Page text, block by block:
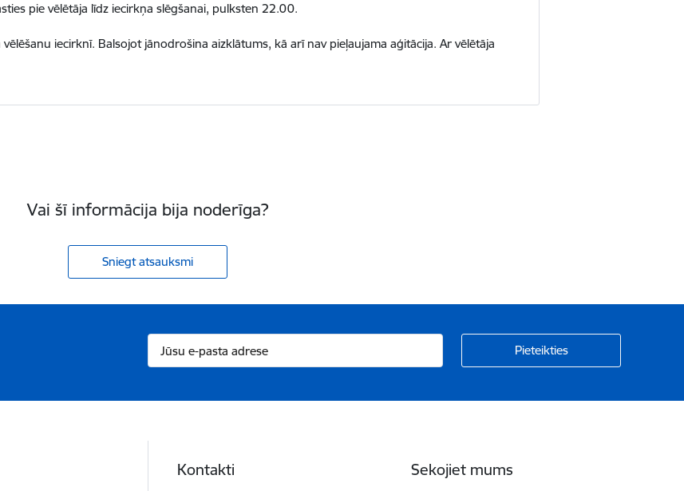
pie vēlētāja līdz iecirkņa slēgšanai, pulksten 22.00.
iecirknī. Balsojot jānodrošina aizklātums, kā arī nav pieļaujama aģitācija. Ar vēlētāja
Vai šī informācija bija noderīga?
Sniegt atsauksmi
Kontakti Sekojiet mums